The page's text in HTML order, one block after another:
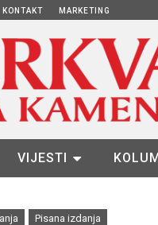
KONTAKT MARKETING
VIJESTI
Pisana izdanja